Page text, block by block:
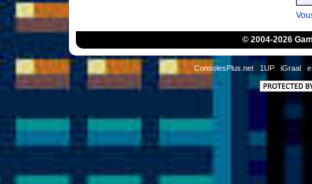
© 2004-2026
ConsolesPlus.net 1UP iGraal